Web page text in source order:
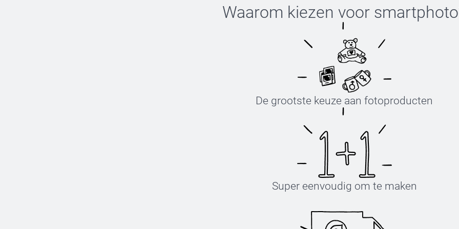
shirt.
Waarom kiezen voor smartphoto
De grootste keuze aan fotoproducten
Super eenvoudig om te maken